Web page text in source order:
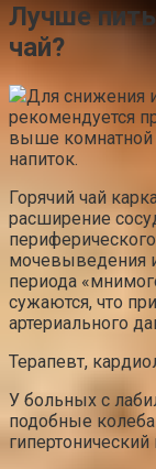
Лучше
чай?
Для снижения
рекомендуется
выше комнатной
напиток.
Горячий чай
расширение
мочевыведения
периода
сужаются, что
артериального
Терапевт,
У больных с
подобные
гипертонический